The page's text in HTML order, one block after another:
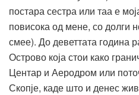
постара сестра или таа е
повисока од мене, со долги
смее). До деветтата година
Острово која стои како
Центар и Аеродром или
Скопје, каде што и денес